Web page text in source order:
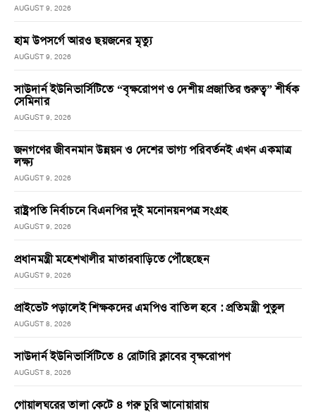
AUGUST 9, 2026
হাম উপসর্গে আরও ছয়জনের মৃত্যু
AUGUST 9, 2026
সাউদার্ন ইউনিভার্সিটিতে “বৃক্ষরোপণ ও দেশীয় প্রজাতির গুরুত্ব” শীর্ষক
সেমিনার
AUGUST 9, 2026
জনগণের জীবনমান উন্নয়ন ও দেশের ভাগ্য পরিবর্তনই এখন একমাত্র
লক্ষ্য
AUGUST 9, 2026
রাষ্ট্রপতি নির্বাচনে বিএনপির দুই মনোনয়নপত্র সংগ্রহ
AUGUST 9, 2026
প্রধানমন্ত্রী মহেশখালীর মাতারবাড়িতে পৌঁছেছেন
AUGUST 9, 2026
প্রাইভেট পড়ালেই শিক্ষকদের এমপিও বাতিল হবে : প্রতিমন্ত্রী পুতুল
AUGUST 8, 2026
সাউদার্ন ইউনিভার্সিটিতে ৪ রোটারি ক্লাবের বৃক্ষরোপণ
AUGUST 8, 2026
গোয়ালঘরের তালা কেটে ৪ গরু চুরি আনোয়ারায়